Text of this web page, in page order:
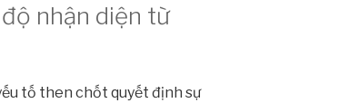
nhận diện từ
tố then chốt quyết định sự